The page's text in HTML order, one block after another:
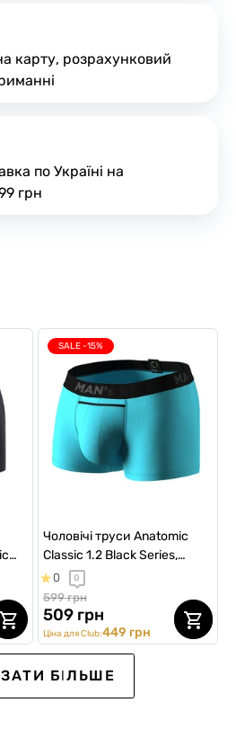
карту, розрахунковий
по Україні на
грн
SALE -15%
Чоловічі труси Anatomic
Classic 1.2 Black Series,
ментоловий
0 0
599 грн
509 грн
Ціна для Club:449 грн
ВИБІР №1
БІЛЬШЕ